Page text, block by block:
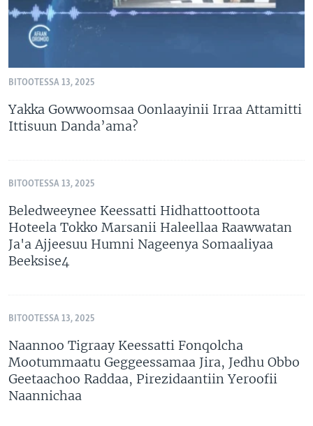
BITOOTESSA 13, 2025
Yakka Gowwoomsaa Oonlaayinii Irraa Attamitti
Ittisuun Danda’ama?
BITOOTESSA 13, 2025
Beledweeynee Keessatti Hidhattoottoota
Hoteela Tokko Marsanii Haleellaa Raawwatan
Ja'a Ajjeesuu Humni Nageenya Somaaliyaa
Beeksise4
BITOOTESSA 13, 2025
Naannoo Tigraay Keessatti Fonqolcha
Mootummaatu Geggeessamaa Jira, Jedhu Obbo
Geetaachoo Raddaa, Pirezidaantiin Yeroofii
Naannichaa